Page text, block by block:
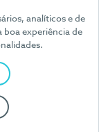
analíticos e de
boa experiência de